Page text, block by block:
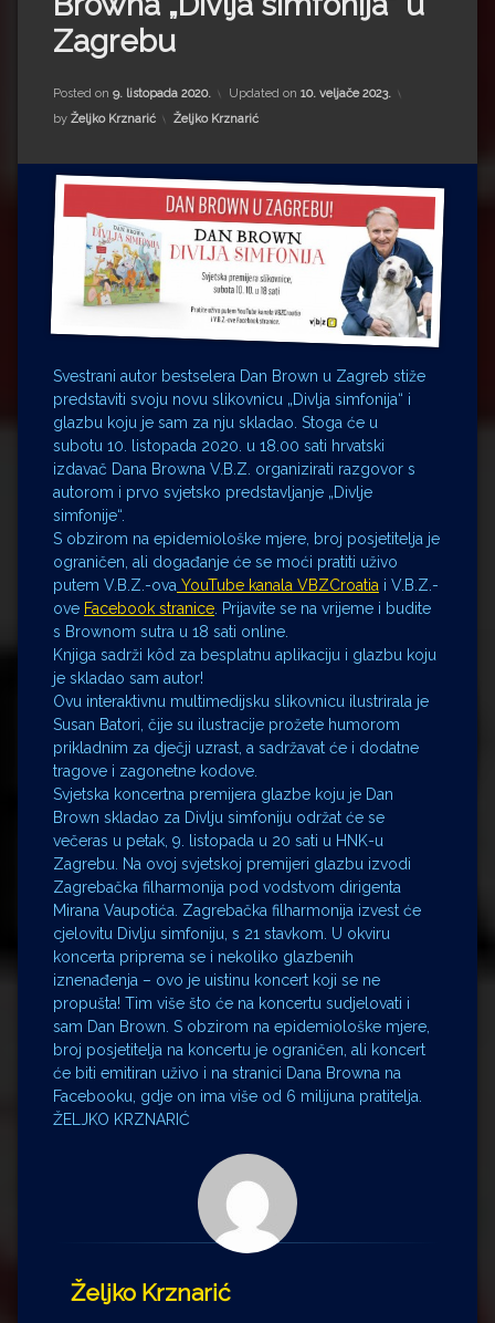
Impressum
Milenko Strižak
Drugi autori
Drugi autori
Matea Andrić
Ljiljana Lekanić-Kljaić
Željko Krznarić
Mario Lovreković
Miroslav Šantek
Zagrebu
Posted on 9. listopada 2020. Updated on 10. veljače 2023.
by Željko Krznarić Kategorije:
Željko Krznarić
Svestrani autor bestselera Dan Brown u Zagreb stiže
predstaviti svoju novu slikovnicu „Divlja simfonija“ i
glazbu koju je sam za nju skladao. Stoga će u
subotu 10. listopada 2020. u 18.00 sati hrvatski
izdavač Dana Browna V.B.Z. organizirati razgovor s
autorom i prvo svjetsko predstavljanje „Divlje
simfonije“.
S obzirom na epidemiološke mjere, broj posjetitelja je
ograničen, ali događanje će se moći pratiti uživo
putem V.B.Z.-ova YouTube kanala VBZCroatia i V.B.Z.-
ove Facebook stranice . Prijavite se na vrijeme i budite
s Brownom sutra u 18 sati online.
Knjiga sadrži kôd za besplatnu aplikaciju i glazbu koju
je skladao sam autor!
Ovu interaktivnu multimedijsku slikovnicu ilustrirala je
Susan Batori, čije su ilustracije prožete humorom
prikladnim za dječji uzrast, a sadržavat će i dodatne
tragove i zagonetne kodove.
Svjetska koncertna premijera glazbe koju je Dan
Brown skladao za Divlju simfoniju održat će se
večeras u petak, 9. listopada u 20 sati u HNK-u
Zagrebu. Na ovoj svjetskoj premijeri glazbu izvodi
Zagrebačka filharmonija pod vodstvom dirigenta
Mirana Vaupotića. Zagrebačka filharmonija izvest će
cjelovitu Divlju simfoniju, s 21 stavkom. U okviru
koncerta priprema se i nekoliko glazbenih
iznenađenja – ovo je uistinu koncert koji se ne
propušta! Tim više što će na koncertu sudjelovati i
sam Dan Brown. S obzirom na epidemiološke mjere,
broj posjetitelja na koncertu je ograničen, ali koncert
će biti emitiran uživo i na stranici Dana Browna na
Facebooku, gdje on ima više od 6 milijuna pratitelja.
ŽELJKO KRZNARIĆ
Željko Krznarić